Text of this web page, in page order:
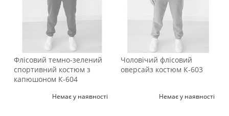
Флісовий темно-зелений
спортивний костюм з
капюшоном К-604
Немає у наявності
Чоловічий флісовий
оверсайз костюм К-603
Немає у наявності